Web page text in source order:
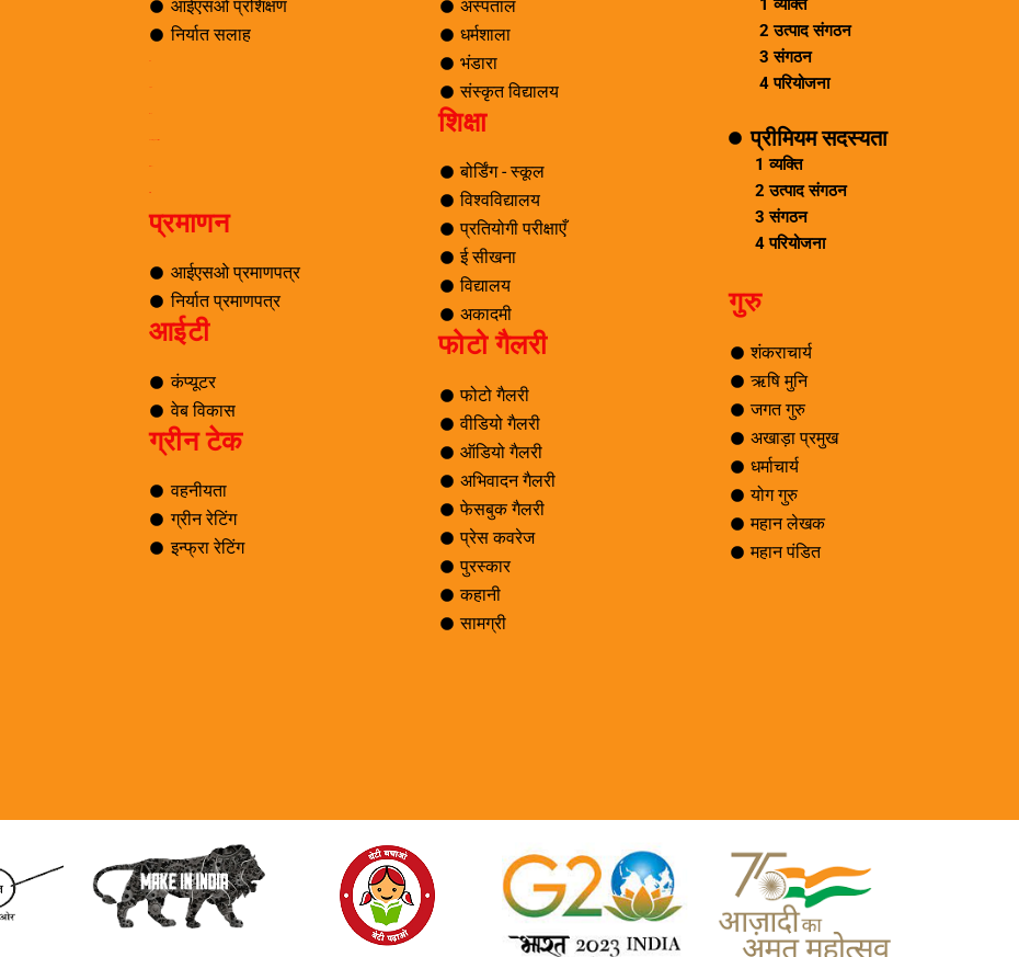
आईएसओ प्रशिक्षण
निर्यात सलाह
प्रमाणन
आईएसओ प्रमाणपत्र
निर्यात प्रमाणपत्र
आईटी
कंप्यूटर
वेब विकास
ग्रीन टेक
वहनीयता
ग्रीन रेटिंग
इन्फ्रा रेटिंग
अस्पताल
धर्मशाला
भंडारा
संस्कृत विद्यालय
शिक्षा
बोर्डिंग - स्कूल
विश्वविद्यालय
प्रतियोगी परीक्षाएँ
ई सीखना
विद्यालय
अकादमी
फोटो गैलरी
फोटो गैलरी
वीडियो गैलरी
ऑडियो गैलरी
अभिवादन गैलरी
फेसबुक गैलरी
प्रेस कवरेज
पुरस्कार
कहानी
सामग्री
2 उत्पाद संगठन
3 संगठन
4 परियोजना
प्रीमियम सदस्यता
1 व्यक्ति
2 उत्पाद संगठन
3 संगठन
4 परियोजना
गुरु
शंकराचार्य
ऋषि मुनि
जगत गुरु
अखाड़ा प्रमुख
धर्माचार्य
योग गुरु
महान लेखक
महान पंडित